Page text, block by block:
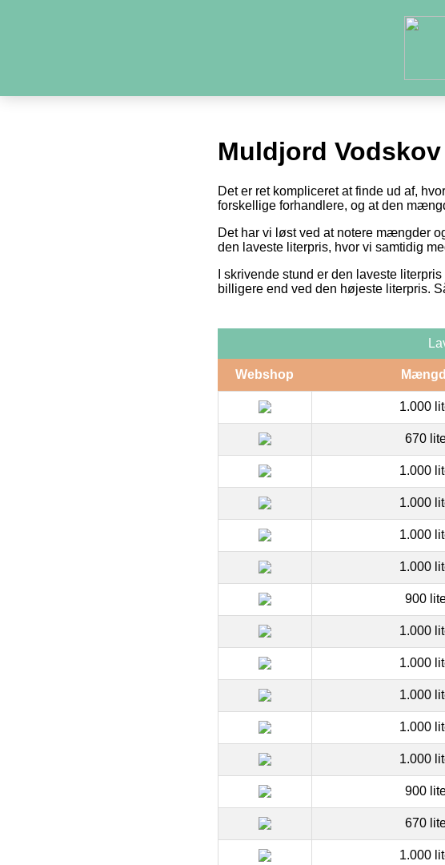
Muldjord Vodskov
Det er ret kompliceret at finde ud af,
forskellige forhandlere, og at den
Det har vi løst ved at notere mængder
den laveste literpris, hvor vi samtidig
I skrivende stund er den laveste
billigere end ved den højeste literpris.
Webshop
1.000
670
1.000
1.000
1.000
1.000
900
1.000
1.000
1.000
1.000
1.000
900
670
1.000